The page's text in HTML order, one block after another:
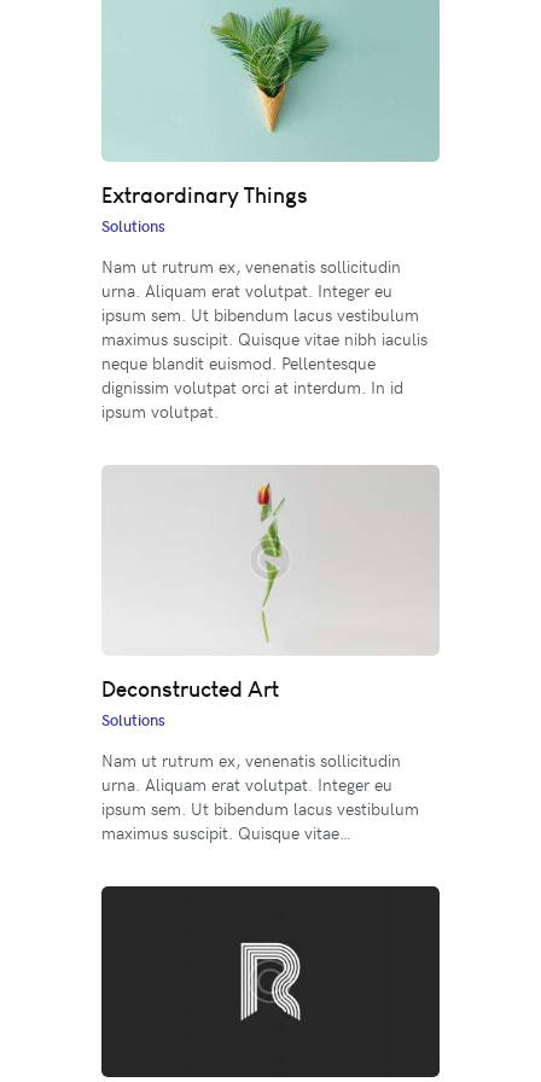
Extraordinary Things
Solutions
Nam ut rutrum ex, venenatis sollicitudin
urna. Aliquam erat volutpat. Integer eu
ipsum sem. Ut bibendum lacus vestibulum
maximus suscipit. Quisque vitae nibh iaculis
neque blandit euismod. Pellentesque
dignissim volutpat orci at interdum. In id
ipsum volutpat.
Deconstructed Art
Solutions
Nam ut rutrum ex, venenatis sollicitudin
urna. Aliquam erat volutpat. Integer eu
ipsum sem. Ut bibendum lacus vestibulum
maximus suscipit. Quisque vitae…